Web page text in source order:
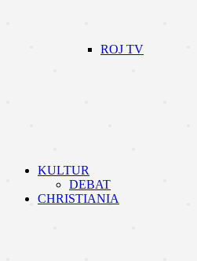
ROJ TV
KULTUR
DEBAT
CHRISTIANIA